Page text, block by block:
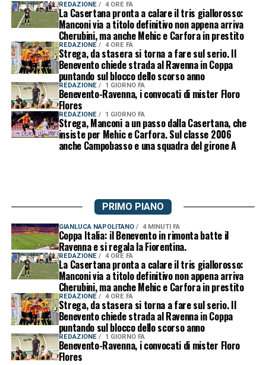
REDAZIONE 4 ORE FA
La Casertana pronta a calare il tris giallorosso:
Manconi via a titolo definitivo non appena arriva
Cherubini, ma anche Mehic e Carfora in prestito
REDAZIONE 4 ORE FA
Strega, da stasera si torna a fare sul serio. Il
Benevento chiede strada al Ravenna in Coppa
puntando sul blocco dello scorso anno
REDAZIONE 1 GIORNO FA
Benevento-Ravenna, i convocati di mister Floro
Flores
REDAZIONE 1 GIORNO FA
Strega, Manconi a un passo dalla Casertana, che
insiste per Mehic e Carfora. Sul classe 2006
anche Campobasso e una squadra del girone A
PRIMO PIANO
GIANLUCA NAPOLITANO 4 MINUTI FA
Coppa Italia: il Benevento in rimonta batte il
Ravenna e si regala la Fiorentina.
REDAZIONE 4 ORE FA
La Casertana pronta a calare il tris giallorosso:
Manconi via a titolo definitivo non appena arriva
Cherubini, ma anche Mehic e Carfora in prestito
REDAZIONE 4 ORE FA
Strega, da stasera si torna a fare sul serio. Il
Benevento chiede strada al Ravenna in Coppa
puntando sul blocco dello scorso anno
REDAZIONE 1 GIORNO FA
Benevento-Ravenna, i convocati di mister Floro
Flores